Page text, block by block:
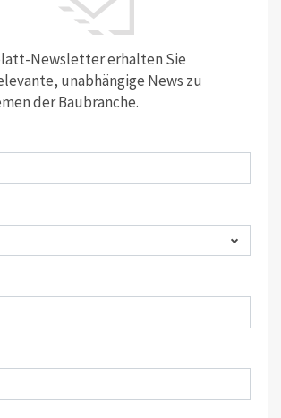
Newsletter erhalten Sie
unabhängige News zu
der Baubranche.